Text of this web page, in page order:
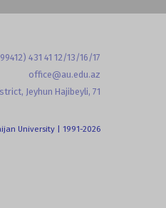
431 41 12/13/16/17
office@au.edu.az
Jeyhun Hajibeyli, 71
University | 1991-2026